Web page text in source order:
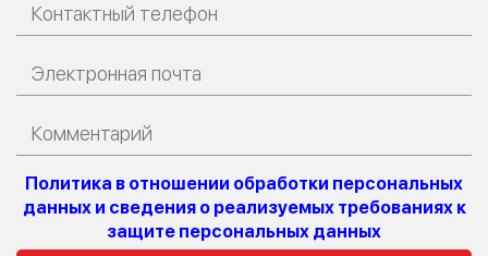
Политика в отношении обработки персональных
данных и сведения о реализуемых требованиях к
защите персональных данных